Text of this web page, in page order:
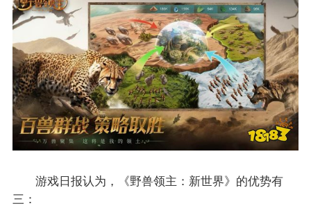
游戏日报认为，《野兽领主：新世界》的优势有
三：